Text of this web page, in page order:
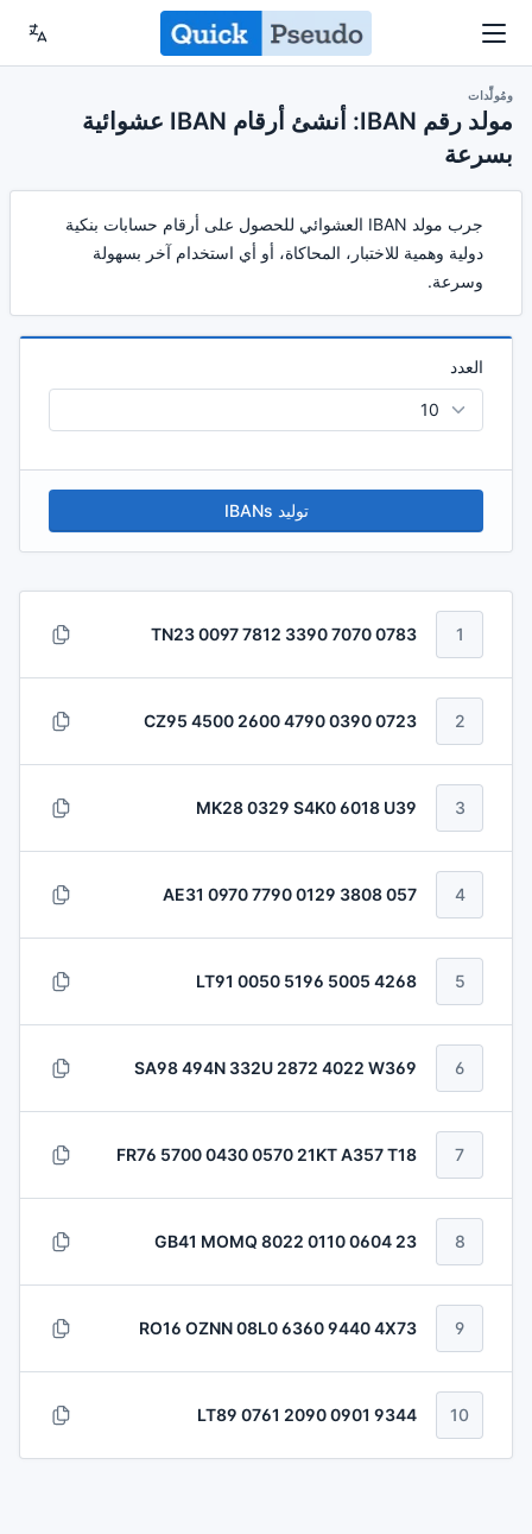
ومُولِّدات
مولد رقم IBAN: أنشئ أرقام IBAN عشوائية
بسرعة
جرب مولد IBAN العشوائي للحصول على أرقام حسابات بنكية
دولية وهمية للاختبار، المحاكاة، أو أي استخدام آخر بسهولة
وسرعة.
العدد
توليد IBANs
1
TN23 0097 7812 3390 7070 0783
2
CZ95 4500 2600 4790 0390 0723
3
MK28 0329 S4K0 6018 U39
4
AE31 0970 7790 0129 3808 057
5
LT91 0050 5196 5005 4268
6
SA98 494N 332U 2872 4022 W369
7
FR76 5700 0430 0570 21KT A357 T18
8
GB41 MOMQ 8022 0110 0604 23
9
RO16 OZNN 08L0 6360 9440 4X73
10
LT89 0761 2090 0901 9344